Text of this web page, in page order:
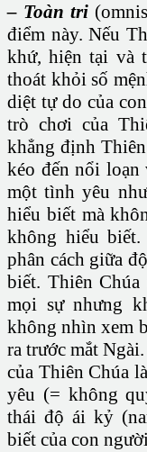
– Toàn tri
điểm này. Nếu
khứ, hiện tại và
thoát khỏi số
diệt tự do của
trò chơi của
khẳng định
kéo đến nổi
một tình yêu
hiểu biết mà
không hiểu
phân cách giữa
biết. Thiên
mọi sự nhưng
không nhìn xem
ra trước mắt
của Thiên Chúa
yêu (= không
thái độ ái kỷ
biết của con